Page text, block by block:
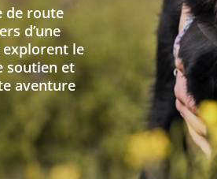
de route
d’une
explorent le
soutien et
aventure